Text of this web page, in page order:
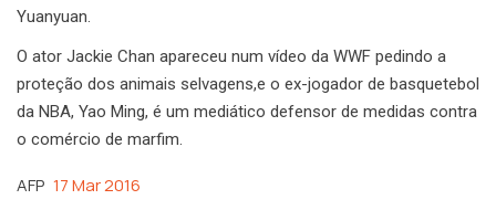
Yuanyuan.
O ator Jackie Chan apareceu num vídeo da WWF pedindo a
proteção dos animais selvagens,e o ex-jogador de basquetebol
da NBA, Yao Ming, é um mediático defensor de medidas contra
o comércio de marfim.
AFP 17 Mar 2016